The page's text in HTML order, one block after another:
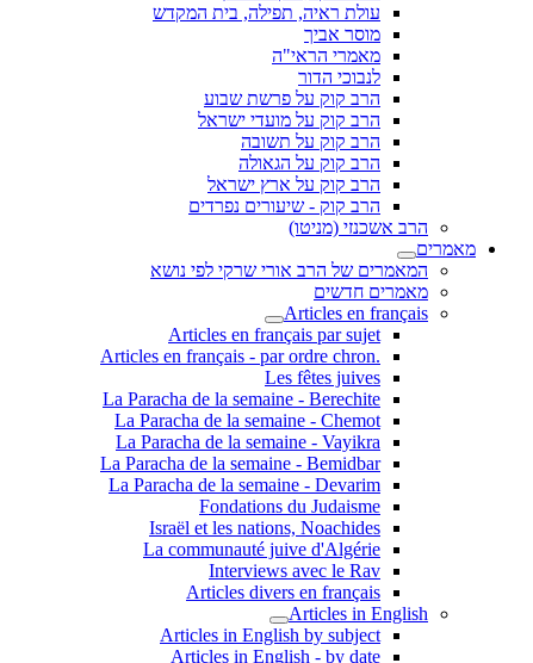
עולת ראיה, תפילה, בית המקדש
מוסר אביך
מאמרי הראי"ה
לנבוכי הדור
הרב קוק על פרשת שבוע
הרב קוק על מועדי ישראל
הרב קוק על תשובה
הרב קוק על הגאולה
הרב קוק על ארץ ישראל
הרב קוק - שיעורים נפרדים
הרב אשכנזי (מניטו)
מאמרים
המאמרים של הרב אורי שרקי לפי נושא
מאמרים חדשים
Articles en français
Articles en français par sujet
.Articles en français - par ordre chron
Les fêtes juives
La Paracha de la semaine - Berechite
La Paracha de la semaine - Chemot
La Paracha de la semaine - Vayikra
La Paracha de la semaine - Bemidbar
La Paracha de la semaine - Devarim
Fondations du Judaisme
Israël et les nations, Noachides
La communauté juive d'Algérie
Interviews avec le Rav
Articles divers en français
Articles in English
Articles in English by subject
Articles in English - by date